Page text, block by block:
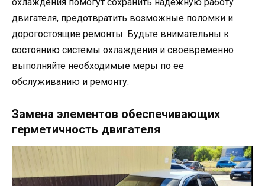
охлаждения помогут сохранить надежную работу
двигателя, предотвратить возможные поломки и
дорогостоящие ремонты. Будьте внимательны к
состоянию системы охлаждения и своевременно
выполняйте необходимые меры по ее
обслуживанию и ремонту.
Замена элементов обеспечивающих
герметичность двигателя